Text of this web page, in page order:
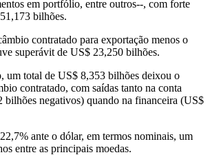
em portfólio, entre outros--, com forte
bilhões.
contratado para exportação menos o
superávit de US$ 23,250 bilhões.
um total de US$ 8,353 bilhões deixou o
contratado, com saídas tanto na conta
bilhões negativos) quando na financeira (US$
ante o dólar, em termos nominais, um
entre as principais moedas.